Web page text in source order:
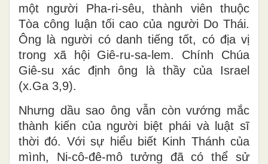
một người Pha-ri-sêu, thành viên thuộc
Tòa công luận tối cao của người Do Thái.
Ông là người có danh tiếng tốt, có địa vị
trong xã hội Giê-ru-sa-lem. Chính Chúa
Giê-su xác định ông là thầy của Israel
(x.Ga 3,9).
Nhưng dầu sao ông vẫn còn vướng mắc
thành kiến của người biệt phái và luật sĩ
thời đó. Với sự hiểu biết Kinh Thánh của
mình, Ni-cô-đê-mô tưởng đã có thể sử